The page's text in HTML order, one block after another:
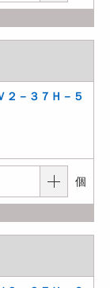
－３７Ｈ－５
個